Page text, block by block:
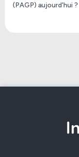
(PAGP) aujourd'hui ?